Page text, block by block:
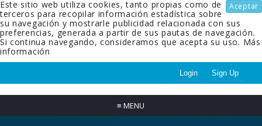
Aceptar
Este sitio web utiliza cookies, tanto propias como de
terceros para recopilar información estadística sobre
su navegación y mostrarle publicidad relacionada con sus
preferencias, generada a partir de sus pautas de navegación.
Si continua navegando, consideramos que acepta su uso. Más
información
Login Sign Up
≡ MENU